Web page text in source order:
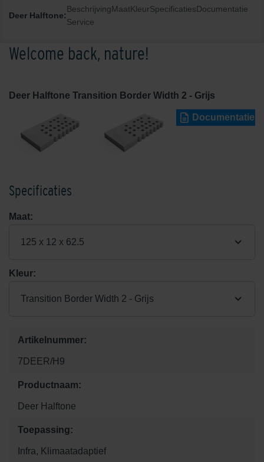
Deer Halftone:
BeschrijvingMaatKleurSpecificatiesDocumentatie
Service
Welcome back, nature!
Deer Halftone Transition Border Width 2 - Grijs
Documentatie
Specificaties
Maat:
125 x 12 x 62.5
Kleur:
Transition Border Width 2 - Grijs
Artikelnummer:
7DEER/H9
Productnaam:
Deer Halftone
Toepassing:
Infra, Klimaatadaptief